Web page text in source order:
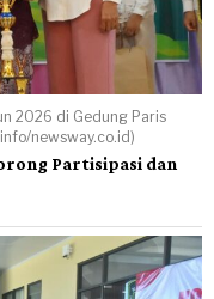
2026 di Gedung Paris
newsway.co.id)
Partisipasi dan